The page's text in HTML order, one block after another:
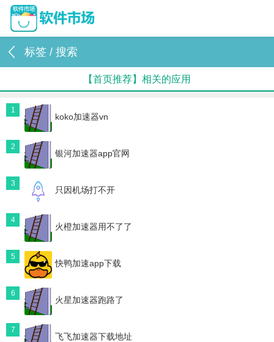
标签 / 搜索
【首页推荐】相关的应用
1
koko加速器vn
2
银河加速器app官网
3
只因机场打不开
4
火橙加速器用不了了
5
快鸭加速app下载
6
火星加速器跑路了
7
飞飞加速器下载地址